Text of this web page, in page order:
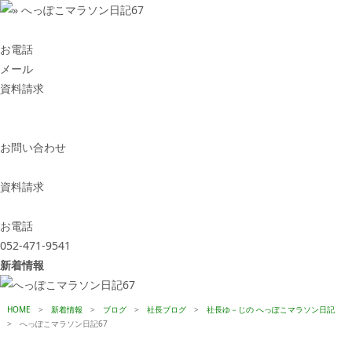
お電話
メール
資料請求
お問い合わせ
資料請求
お電話
052-471-9541
新着情報
HOME > 新着情報 > ブログ> 社長ブログ> 社長ゆ－じの へっぽこマラソン日記
> へっぽこマラソン日記67